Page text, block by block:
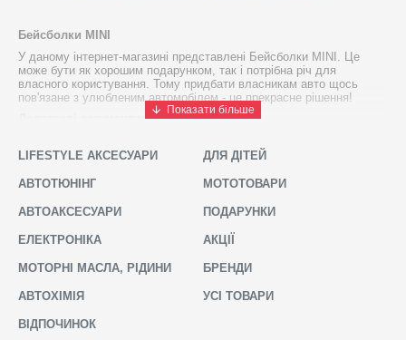
Бейсболки MINI
У даному інтернет-магазині представлені Бейсболки MINI. Це
може бути як хорошим подарунком, так і потрібна річ для
власного користування. Тому придбати власникам авто щось
пов'язане з улюбленим автомобілем - це прекрасне рішення!
оточуючих;
який не буде пилитись на полиці;
Чому CORS.COM.UA?
Весь товар оригінальний, жодних підробок чи копій
Відправка в день замовлення
☎ Замовлення телефоном +380 660228675
LIFESTYLE АКСЕСУАРИ
АВТОТЮНІНГ
АВТОАКСЕСУАРИ
ЕЛЕКТРОНІКА
МОТОРНІ МАСЛА, РІДИНИ
АВТОХІМІЯ
ВІДПОЧИНОК
ДЛЯ ДІТЕЙ
МОТОТОВАРИ
ПОДАРУНКИ
АКЦІЇ
БРЕНДИ
УСІ ТОВАРИ